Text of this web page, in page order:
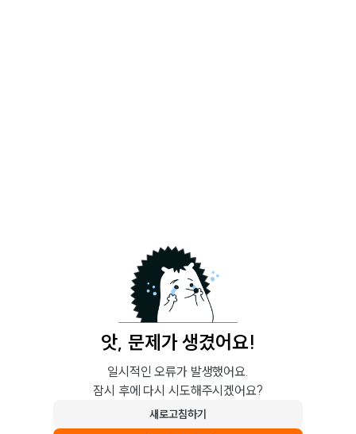
앗, 문제가 생겼어요!
일시적인 오류가 발생했어요.
잠시 후에 다시 시도해주시겠어요?
새로고침하기